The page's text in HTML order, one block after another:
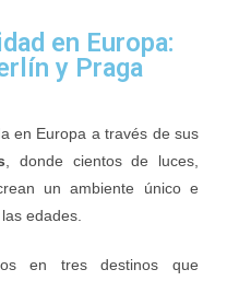
en Europa:
y Praga
en Europa a través de sus
, donde cientos de luces,
un ambiente único e
edades.
en tres destinos que